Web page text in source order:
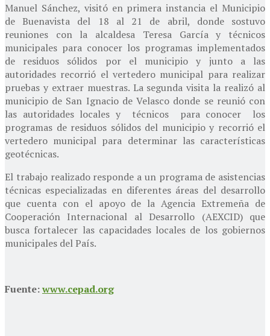
Manuel Sánchez, visitó en primera instancia el Municipio
de Buenavista del 18 al 21 de abril, donde sostuvo
reuniones con la alcaldesa Teresa García y técnicos
municipales para conocer los programas implementados
de residuos sólidos por el municipio y junto a las
autoridades recorrió el vertedero municipal para realizar
pruebas y extraer muestras. La segunda visita la realizó al
municipio de San Ignacio de Velasco donde se reunió con
las autoridades locales y técnicos para conocer los
programas de residuos sólidos del municipio y recorrió el
vertedero municipal para determinar las características
geotécnicas.
El trabajo realizado responde a un programa de asistencias
técnicas especializadas en diferentes áreas del desarrollo
que cuenta con el apoyo de la Agencia Extremeña de
Cooperación Internacional al Desarrollo (AEXCID) que
busca fortalecer las capacidades locales de los gobiernos
municipales del País.
Fuente:www.cepad.org